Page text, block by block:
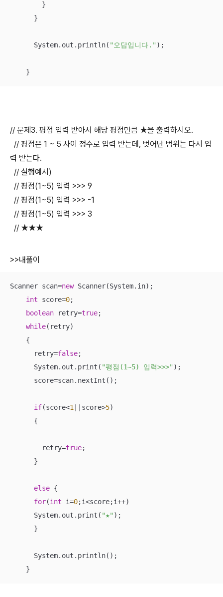
        }
      }
      System.out.println(
"오답입니다." );
    }
// 문제3. 평점 입력 받아서 해당 평점만큼 ★을 출력하시오.
// 평점은 1 ~ 5 사이 정수로 입력 받는데, 벗어난 범위는 다시 입
력 받는다.
// 실행예시)
// 평점(1~5) 입력 >>> 9
// 평점(1~5) 입력 >>> -1
// 평점(1~5) 입력 >>> 3
// ★★★
>>내풀이
Scanner scan=new Scanner(System.in);
int score=0;
boolean retry=true;
while(retry)
    {
      retry=
false;
      System.out.print(
"평점(1~5) 입력>>>" );
      score=scan.nextInt();
if(score<1 ||score>5)
      {
        retry=
true;
      }
else {
for(int i=0;i<score;i++)
      System.out.print(
"★" );
      }
      System.out.println();
    }